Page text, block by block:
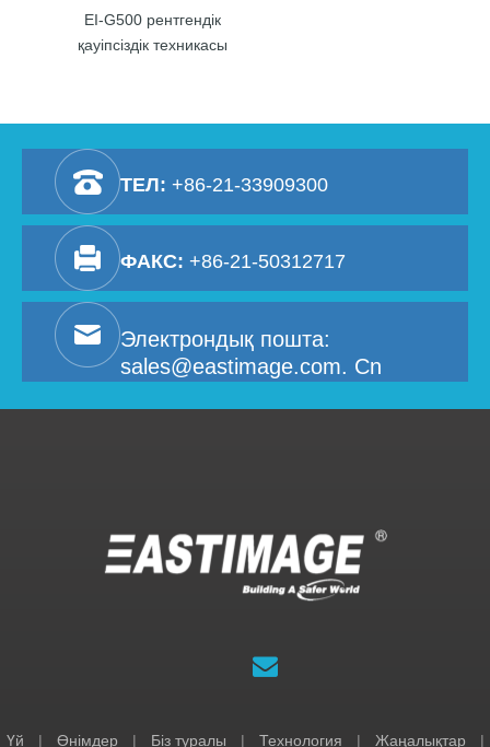
EI-G500 рентгендік
қауіпсіздік техникасы
ТЕЛ: +86-21-33909300
ФАКС: +86-21-50312717
Электрондық пошта:
sales@eastimage.com. Cn
Үй | Өнімдер | Біз туралы | Технология | Жаңалықтар |